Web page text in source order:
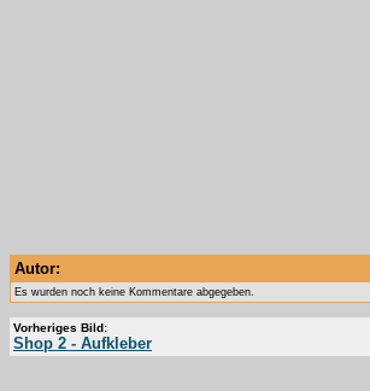
Autor:
Es wurden noch keine Kommentare abgegeben.
Vorheriges Bild:
Shop 2 - Aufkleber